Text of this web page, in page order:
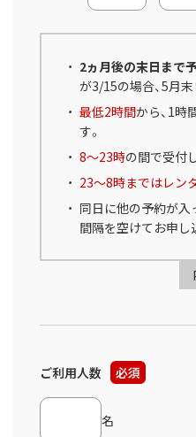
2ヵ月後の末日まで
が3/15の場合、5月末
最低2時間から、1時
す。
8～23時の間で受付
23～8時まではレン
同日に他の予約が入
間隔を空けてお申し
ご利用人数 必須
名